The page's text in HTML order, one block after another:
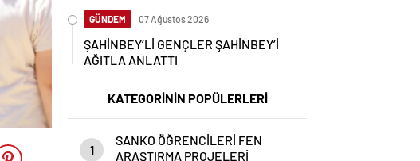
GÜNDEM 07 Ağustos 2026
ŞAHİNBEY’Lİ GENÇLER ŞAHİNBEY’İ
AĞITLA ANLATTI
KATEGORİNİN POPÜLERLERİ
1
SANKO ÖĞRENCİLERİ FEN
ARAŞTIRMA PROJELERİ